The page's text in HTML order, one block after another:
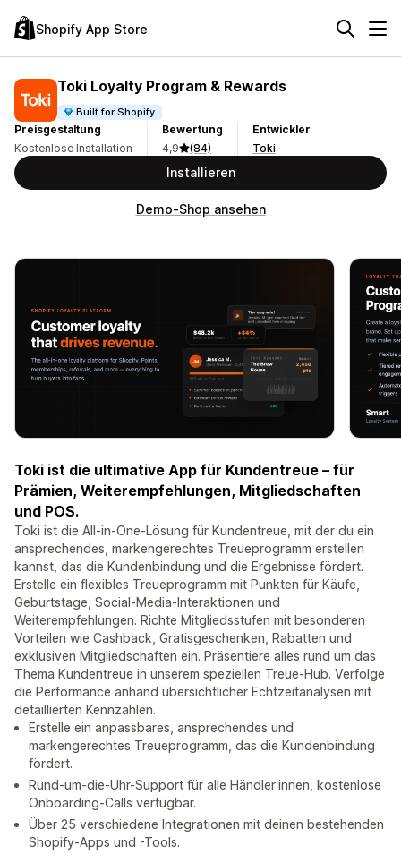
Shopify App Store
Toki Loyalty Program & Rewards
Built for Shopify
Preisgestaltung
Kostenlose Installation
Bewertung
4,9
(84)
Entwickler
Toki
Installieren
Demo-Shop ansehen
Toki ist die ultimative App für Kundentreue – für
Prämien, Weiterempfehlungen, Mitgliedschaften
und POS.
Toki ist die All-in-One-Lösung für Kundentreue, mit der du ein
ansprechendes, markengerechtes Treueprogramm erstellen
kannst, das die Kundenbindung und die Ergebnisse fördert.
Erstelle ein flexibles Treueprogramm mit Punkten für Käufe,
Geburtstage, Social-Media-Interaktionen und
Weiterempfehlungen. Richte Mitgliedsstufen mit besonderen
Vorteilen wie Cashback, Gratisgeschenken, Rabatten und
exklusiven Mitgliedschaften ein. Präsentiere alles rund um das
Thema Kundentreue in unserem speziellen Treue-Hub. Verfolge
die Performance anhand übersichtlicher Echtzeitanalysen mit
detaillierten Kennzahlen.
Erstelle ein anpassbares, ansprechendes und
markengerechtes Treueprogramm, das die Kundenbindung
fördert.
Rund-um-die-Uhr-Support für alle Händler:innen, kostenlose
Onboarding-Calls verfügbar.
Über 25 verschiedene Integrationen mit deinen bestehenden
Shopify-Apps und -Tools.